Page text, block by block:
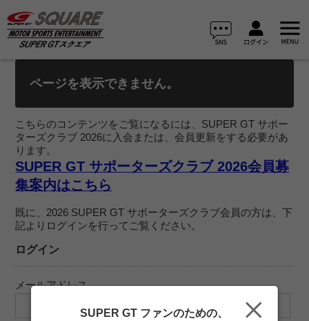
ページを表示できません。
こちらのコンテンツをご覧になるには、SUPER GT サポー
ターズクラブ 2026に入会または、会員更新をする必要があ
ります。
SUPER GT サポーターズクラブ 2026会員募
集案内はこちら
既に、2026 SUPER GT サポーターズクラブ会員の方は、下
記よりログインを行ってご覧ください。
ログイン
メールアドレス
SUPER GT ファンのための、